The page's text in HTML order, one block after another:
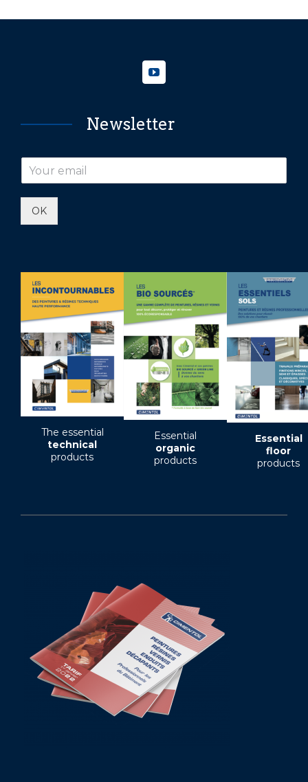
Newsletter
OK
The essential
technical
products
Essential
organic
products
Essential
floor
products